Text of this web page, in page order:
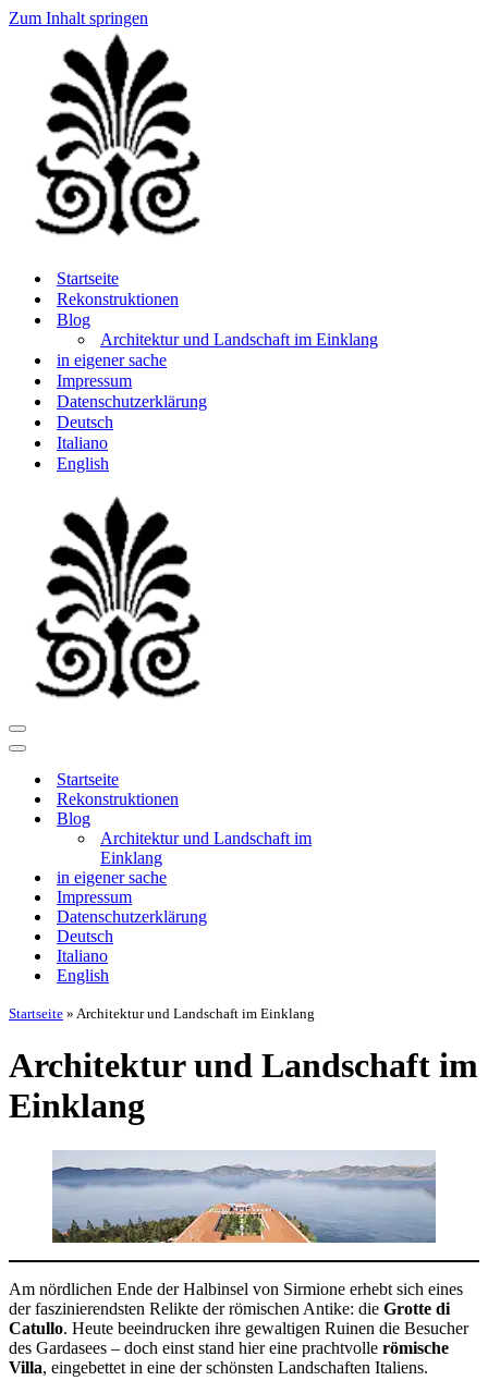
Zum Inhalt springen
Startseite
Rekonstruktionen
Blog
Architektur und Landschaft im Einklang
in eigener sache
Impressum
Datenschutzerklärung
Deutsch
Italiano
English
Navigationsmenü
Navigationsmenü
Startseite
Rekonstruktionen
Blog
Architektur und Landschaft im
Einklang
in eigener sache
Impressum
Datenschutzerklärung
Deutsch
Italiano
English
Startseite » Architektur und Landschaft im Einklang
Architektur und Landschaft im
Einklang
Am nördlichen Ende der Halbinsel von Sirmione erhebt sich eines
der faszinierendsten Relikte der römischen Antike: die Grotte di
Catullo. Heute beeindrucken ihre gewaltigen Ruinen die Besucher
des Gardasees – doch einst stand hier eine prachtvolle römische
Villa, eingebettet in eine der schönsten Landschaften Italiens.